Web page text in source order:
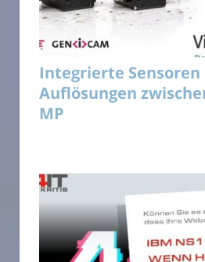
Integrierte
Auflösungen
MP